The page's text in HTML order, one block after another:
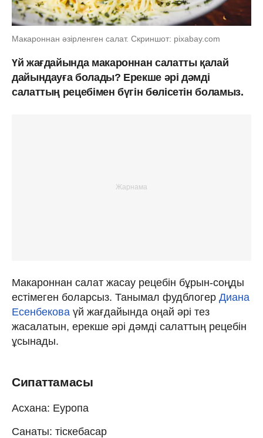
Макароннан әзірленген салат. Скриншот: pixabay.com
Үй жағдайында макароннан салатты қалай
дайындауға болады? Ерекше әрі дәмді
салаттың рецебімен бүгін бөлісетін боламыз.
Макароннан салат жасау рецебін бұрын-соңды
естімеген боларсыз. Танымал фудблогер Диана
Есенбекова үй жағдайында оңай әрі тез
жасалатын, ерекше әрі дәмді салаттың рецебін
ұсынады.
Сипаттамасы
Асхана: Еуропа
Санаты: тіскебасар